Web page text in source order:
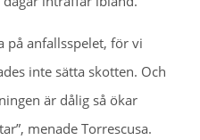
på anfallsspelet, för vi
inte sätta skotten. Och
är dålig så ökar
menade Torrescusa.